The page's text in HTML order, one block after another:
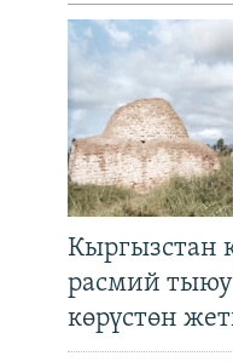
Кыргызстан
расмий
көрүстөн